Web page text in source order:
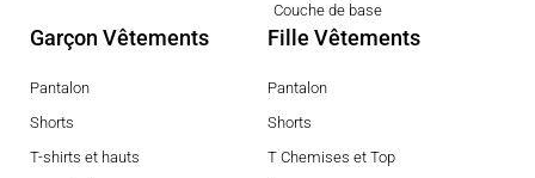
Couche de base
Garçon Vêtements
Pantalon
Shorts
T-shirts et hauts
Fille Vêtements
Pantalon
Shorts
T Chemises et Top